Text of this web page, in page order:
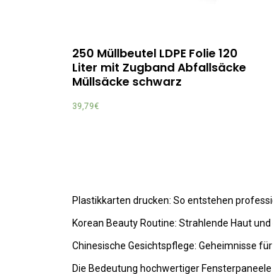
250 Müllbeutel LDPE Folie 120
Liter mit Zugband Abfallsäcke
Müllsäcke schwarz
39,79€
Plastikkarten drucken: So entstehen
Korean Beauty Routine: Strahlende Haut
Chinesische Gesichtspflege: Geheimnisse
Die Bedeutung hochwertiger